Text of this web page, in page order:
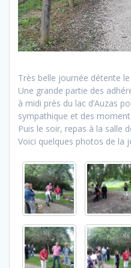
Très belle journée détente
Une grande partie des
à midi près du lac d’Auzas
sympathique et des
Puis le soir, repas à la salle
Voici quelques photos de la